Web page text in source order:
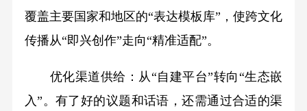
覆盖主要国家和地区的“表达模板库”，使跨文化
传播从“即兴创作”走向“精准适配”。
优化渠道供给：从“自建平台”转向“生态嵌
入”。有了好的议题和话语，还需通过合适的渠